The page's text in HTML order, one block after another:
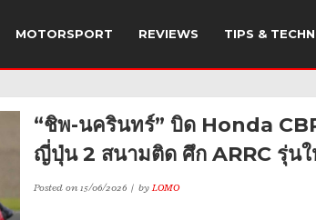
MOTORSPORT REVIEWS TIPS &
“ชิพ-นครินทร์” บิด Honda
ญี่ปุ่น 2 สนามติด ศึก ARRC รุ่น
Posted on15/06/2026 byLOMO